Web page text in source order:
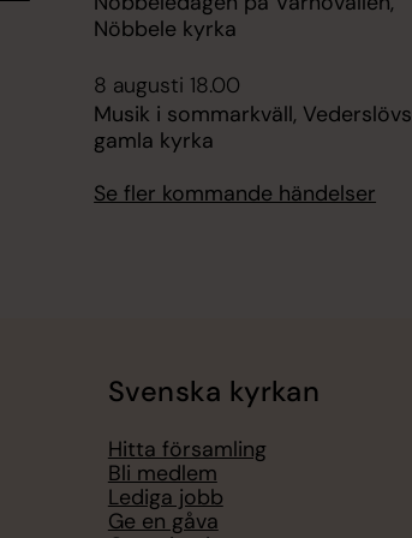
Nöbbele kyrka
8 augusti 18.00
Musik i sommarkväll, Vederslövs
gamla kyrka
Se fler kommande händelser
Svenska kyrkan
Hitta församling
Bli medlem
Lediga jobb
Ge en gåva